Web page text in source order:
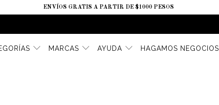
ENVÍOS GRATIS A PARTIR DE $1000 PESOS
MARCAS AYUDA HAGAMOS NEGOCIOS